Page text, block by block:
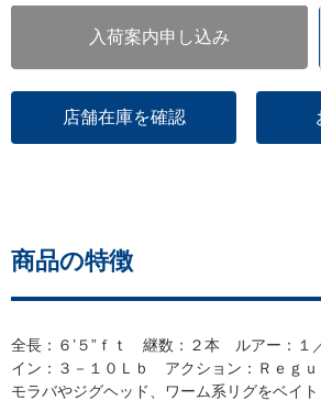
入荷案内申し込み
店舗在庫を確認
商品の特徴
全長：６’５”ｆｔ 継数：２本 ルアー：１
イン：３－１０Ｌｂ アクション：Ｒｅｇ
モラバやジグヘッド、ワーム系リグをベイ